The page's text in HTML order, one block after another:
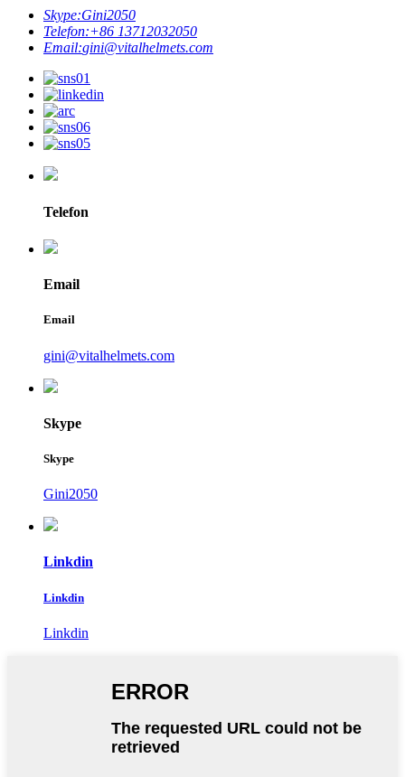
Skype:Gini2050
Telefon:+86 13712032050
Email:gini@vitalhelmets.com
Telefon
Email
Email
gini@vitalhelmets.com
Skype
Skype
Gini2050
Linkdin
Linkdin
Linkdin